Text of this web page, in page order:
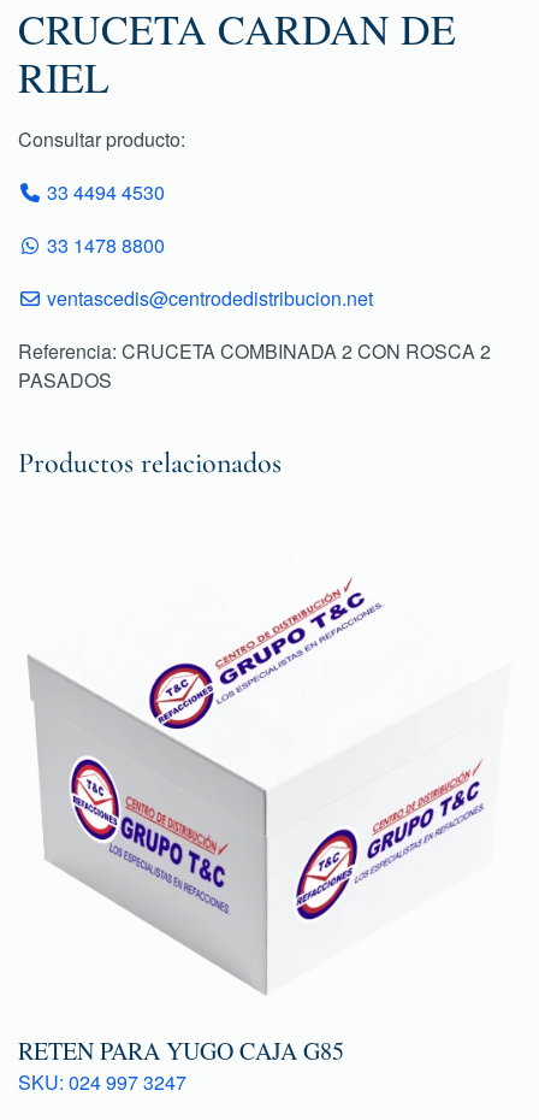
CRUCETA CARDAN DE
RIEL
Consultar producto:
33 4494 4530
33 1478 8800
ventascedis@centrodedistribucion.net
Referencia: CRUCETA COMBINADA 2 CON ROSCA 2
PASADOS
Productos relacionados
RETEN PARA YUGO CAJA G85
SKU: 024 997 3247